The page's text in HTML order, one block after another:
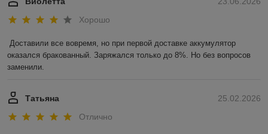
Хорошо
Доставили все вовремя, но при первой доставке аккумулятор
оказался бракованный. Заряжался только до 8%. Но без вопросов
заменили.
25.02.2026
Татьяна
Отлично